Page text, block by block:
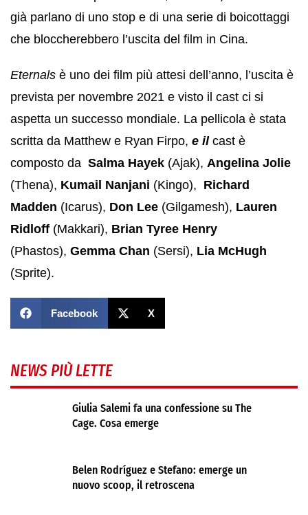
già parlano di uno stop e di una serie di boicottaggi
che bloccherebbero l’uscita del film in Cina.
Eternals è uno dei film più attesi dell’anno, l’uscita è
prevista per novembre 2021 e visto il cast ci si
aspetta un successo mondiale. La pellicola è stata
scritta da Matthew e Ryan Firpo, e ilcast è
composto da Salma Hayek (Ajak), Angelina Jolie
(Thena), Kumail Nanjani (Kingo), Richard
Madden (Icarus), Don Lee (Gilgamesh), Lauren
Ridloff (Makkari), Brian Tyree Henry
(Phastos), Gemma Chan (Sersi), Lia McHugh
(Sprite).
Facebook X
NEWS PIÙ LETTE
Giulia Salemi fa una confessione su The
Cage. Cosa emerge
Belen Rodríguez e Stefano: emerge un
nuovo scoop, il retroscena